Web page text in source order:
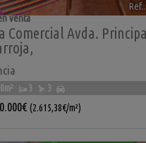
Comercial Avda.
,
venta
3 3
(2.615,38€/m²)